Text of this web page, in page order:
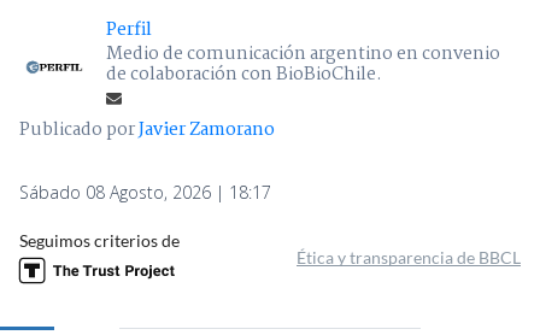
Perfil
Medio de comunicación argentino en convenio
de colaboración con BioBioChile.
Publicado porJavier Zamorano
Sábado 08 Agosto, 2026 | 18:17
Seguimos criterios de
Ética y transparencia de BBCL